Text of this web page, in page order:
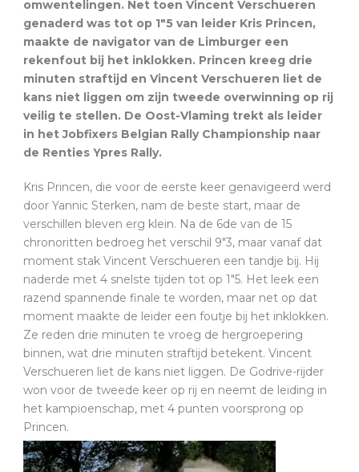
omwentelingen. Net toen Vincent Verschueren
genaderd was tot op 1″5 van leider Kris Princen,
maakte de navigator van de Limburger een
rekenfout bij het inklokken. Princen kreeg drie
minuten straftijd en Vincent Verschueren liet de
kans niet liggen om zijn tweede overwinning op rij
veilig te stellen. De Oost-Vlaming trekt als leider
in het Jobfixers Belgian Rally Championship naar
de Renties Ypres Rally.
Kris Princen, die voor de eerste keer genavigeerd werd
door Yannic Sterken, nam de beste start, maar de
verschillen bleven erg klein. Na de 6de van de 15
chronoritten bedroeg het verschil 9″3, maar vanaf dat
moment stak Vincent Verschueren een tandje bij. Hij
naderde met 4 snelste tijden tot op 1″5. Het leek een
razend spannende finale te worden, maar net op dat
moment maakte de leider een foutje bij het inklokken.
Ze reden drie minuten te vroeg de hergroepering
binnen, wat drie minuten straftijd betekent. Vincent
Verschueren liet de kans niet liggen. De Godrive-rijder
won voor de tweede keer op rij en neemt de leiding in
het kampioenschap, met 4 punten voorsprong op
Princen.